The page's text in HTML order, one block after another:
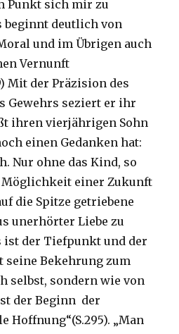
Punkt sich mir zu
beginnt deutlich von
und im Übrigen auch
Vernunft
Mit der Präzision des
Gewehrs seziert er ihr
ihren vierjährigen Sohn
einen Gedanken hat:
Nur ohne das Kind, so
Möglichkeit einer Zukunft
die Spitze getriebene
unerhörter Liebe zu
ist der Tiefpunkt und der
seine Bekehrung zum
selbst, sondern wie von
der Beginn der
Hoffnung“(S.295). „Man